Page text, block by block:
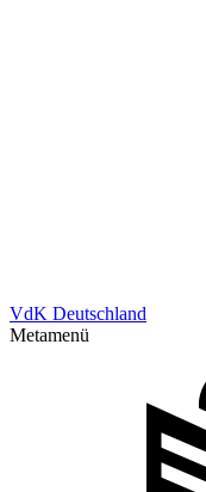
VdK Deutschland
Metamenü